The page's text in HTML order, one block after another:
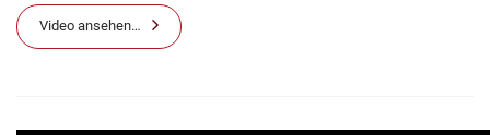
Video ansehen…